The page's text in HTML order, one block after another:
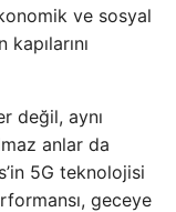
ve sosyal
değil, aynı
anlar da
5G teknolojisi
geceye